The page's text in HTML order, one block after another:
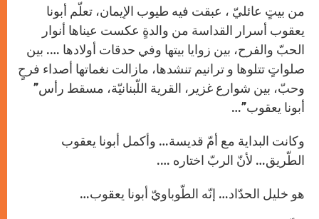
g
e
o
k
من بيتٍ عائليّ ، عبقت فيه طيوب الإيمان، تعلّم أبونا
يعقوب أسرار القداسة من والدةٍ عكست عيناها أنوار
الحبّ والفرح، بين زوايا بيتها وفي حدقات أولادها …. بين
صلواتٍ تتلوها و ترانيم تنشدها، مازالت نغماتها أصداء فرحٍ
وحبّ، بين شوارع غزير، القرية اللّبنانيّة، مسقط رأس”
أبونا يعقوب”…
وكانت البداية مع أمّ قديسة… وأكمل أبونا يعقوب
الطّريق… لأنّ الربّ اختاره ….
هو خليل الحدّاد… إنّه الطّوباويّ أبونا يعقوب…